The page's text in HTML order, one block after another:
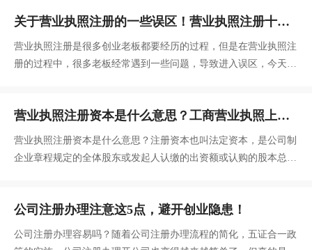
关于营业执照注册的一些误区！营业执照注册十大
问题！
营业执照注册是很多创业老板都要经历的过程，但是在营业执照注
册的过程中，很多老板经常遇到一些问题，导致进入误区，今天颜
营业执照注册资本是什么意思？工商营业执照上的
注册资金怎么写？
营业执照注册资本是什么意思？注册资本也叫法定资本，是公司制
企业章程规定的全体股东或发起人认缴的出资额或认购的股本总
公司注册办理注意这5点，避开创业隐患！
公司注册办理容易吗？随着公司注册办理流程的简化，五证合一政